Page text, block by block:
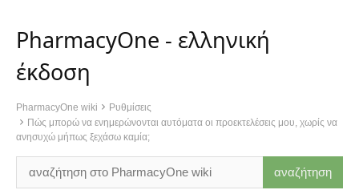
PharmacyOne - ελληνική
έκδοση
PharmacyOne wiki
Ρυθμίσεις
Πώς μπορώ να ενημερώνονται αυτόματα οι προεκτελέσεις μου, χωρίς να
ανησυχώ μήπως ξεχάσω καμία;